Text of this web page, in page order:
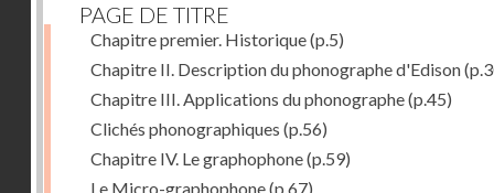
PAGE DE TITRE
Chapitre premier. Historique(p.5)
Chapitre II. Description du phonographe d'Edison
Chapitre III. Applications du phonographe(p.45)
Clichés phonographiques (p.56)
Chapitre IV. Le graphophone(p.59)
Le Micro-graphophone(p.67)